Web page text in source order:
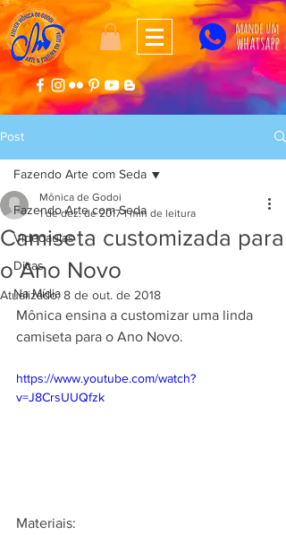
mande um
whatsapp
Post
Fazendo Arte com Seda
Videoaulas
Dicas
Na Mídia
Fazendo Arte com Seda
Camiseta customizada para
o Ano Novo
Mônica de Godoi
1 de dez. de 2017 1 min de leitura
Atualizado:8 de out. de 2018
Mônica ensina a customizar uma linda
camiseta para o Ano Novo.
https://www.youtube.com/watch?
v=J8CrsUUQfzk
Materiais: